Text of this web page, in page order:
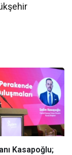
Kasapoğlu;